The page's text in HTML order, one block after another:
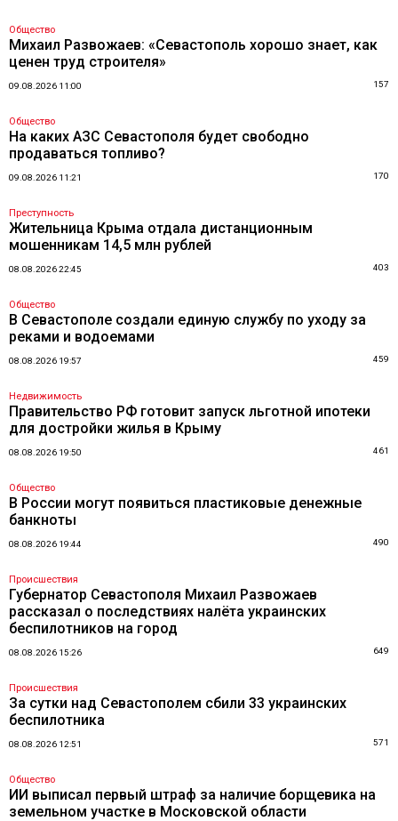
Общество
Михаил Развожаев: «Севастополь хорошо знает, как
ценен труд строителя»
09.08.2026 11:00 157
Общество
На каких АЗС Севастополя будет свободно
продаваться топливо?
09.08.2026 11:21 170
Преступность
Жительница Крыма отдала дистанционным
мошенникам 14,5 млн рублей
08.08.2026 22:45 403
Общество
В Севастополе создали единую службу по уходу за
реками и водоемами
08.08.2026 19:57 459
Недвижимость
Правительство РФ готовит запуск льготной ипотеки
для достройки жилья в Крыму
08.08.2026 19:50 461
Общество
В России могут появиться пластиковые денежные
банкноты
08.08.2026 19:44 490
Происшествия
Губернатор Севастополя Михаил Развожаев
рассказал о последствиях налёта украинских
беспилотников на город
08.08.2026 15:26 649
Происшествия
За сутки над Севастополем сбили 33 украинских
беспилотника
08.08.2026 12:51 571
Общество
ИИ выписал первый штраф за наличие борщевика на
земельном участке в Московской области